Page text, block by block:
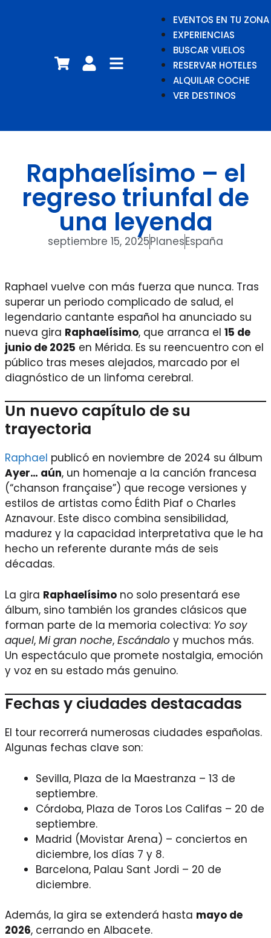
EVENTOS EN TU ZONA
EXPERIENCIAS
BUSCAR VUELOS
RESERVAR HOTELES
ALQUILAR COCHE
VER DESTINOS
Raphaelísimo – el
regreso triunfal de
una leyenda
septiembre 15, 2025PlanesEspaña
Raphael vuelve con más fuerza que nunca. Tras
superar un periodo complicado de salud, el
legendario cantante español ha anunciado su
nueva gira Raphaelísimo, que arranca el 15 de
junio de 2025 en Mérida. Es su reencuentro con el
público tras meses alejados, marcado por el
diagnóstico de un linfoma cerebral.
Un nuevo capítulo de su
trayectoria
Raphael publicó en noviembre de 2024 su álbum
Ayer… aún, un homenaje a la canción francesa
(“chanson française”) que recoge versiones y
estilos de artistas como Édith Piaf o Charles
Aznavour. Este disco combina sensibilidad,
madurez y la capacidad interpretativa que le ha
hecho un referente durante más de seis
décadas.
La gira Raphaelísimo no solo presentará ese
álbum, sino también los grandes clásicos que
forman parte de la memoria colectiva: Yo soy
aquel, Mi gran noche, Escándalo y muchos más.
Un espectáculo que promete nostalgia, emoción
y voz en su estado más genuino.
Fechas y ciudades destacadas
El tour recorrerá numerosas ciudades españolas.
Algunas fechas clave son:
Sevilla, Plaza de la Maestranza – 13 de
septiembre.
Córdoba, Plaza de Toros Los Califas – 20 de
septiembre.
Madrid (Movistar Arena) – conciertos en
diciembre, los días 7 y 8.
Barcelona, Palau Sant Jordi – 20 de
diciembre.
Además, la gira se extenderá hasta mayo de
2026, cerrando en Albacete.